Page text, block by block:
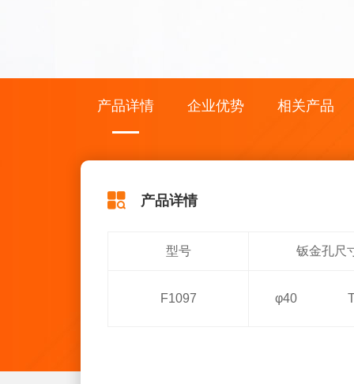
产品详情 企业优势 相关产品
产品详情
型号 钣金孔尺
F1097 φ40